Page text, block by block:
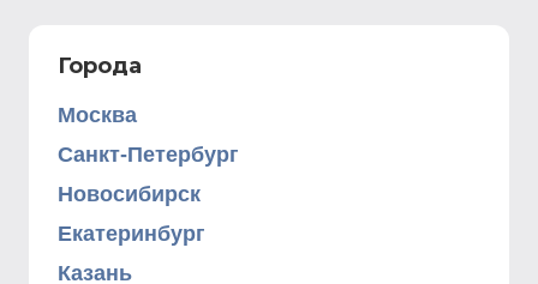
Города
Москва
Санкт-Петербург
Новосибирск
Екатеринбург
Казань